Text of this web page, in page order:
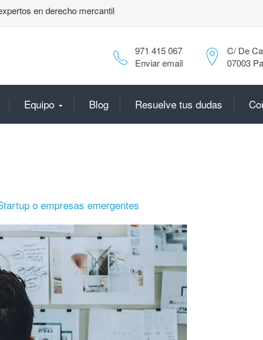
en derecho mercantil
C/ De
07003
971 415 067
Enviar email
Equipo Blog Resuelve tus dudas
o empresas emergentes